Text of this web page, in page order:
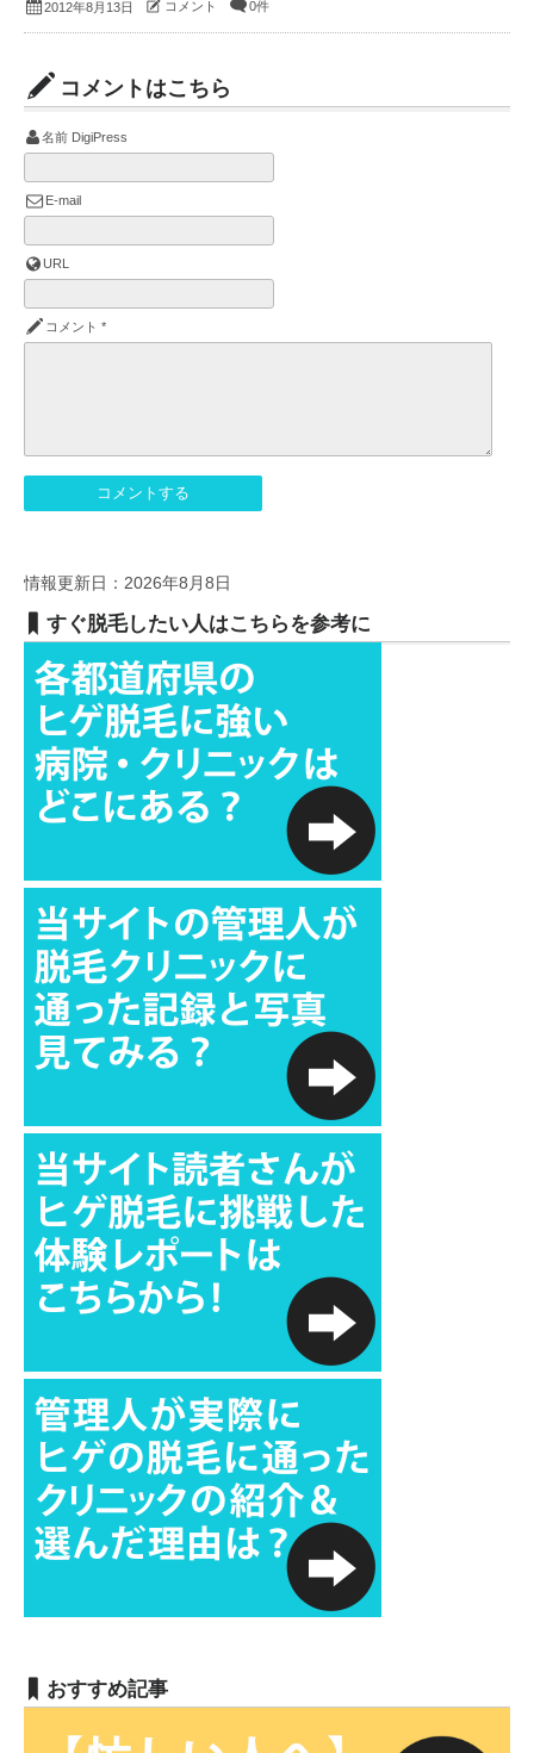
2012年8月13日 コメント 0件
コメントはこちら
名前 DigiPress
E-mail
URL
コメント *
情報更新日：2026年8月8日
すぐ脱毛したい人はこちらを参考に
おすすめ記事